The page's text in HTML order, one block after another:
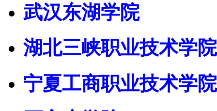
武汉东湖学院
湖北三峡职业技术学院
宁夏工商职业技术学院